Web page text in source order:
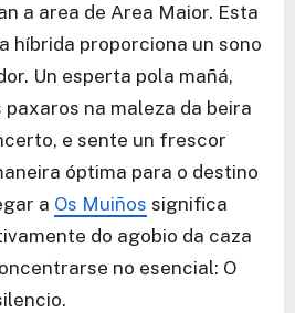
a area de Area Maior. Esta
híbrida proporciona un sono
Un esperta pola mañá,
na maleza da beira
e sente un frescor
óptima para o destino
a Os Muiños significa
do agobio da caza
no esencial: O